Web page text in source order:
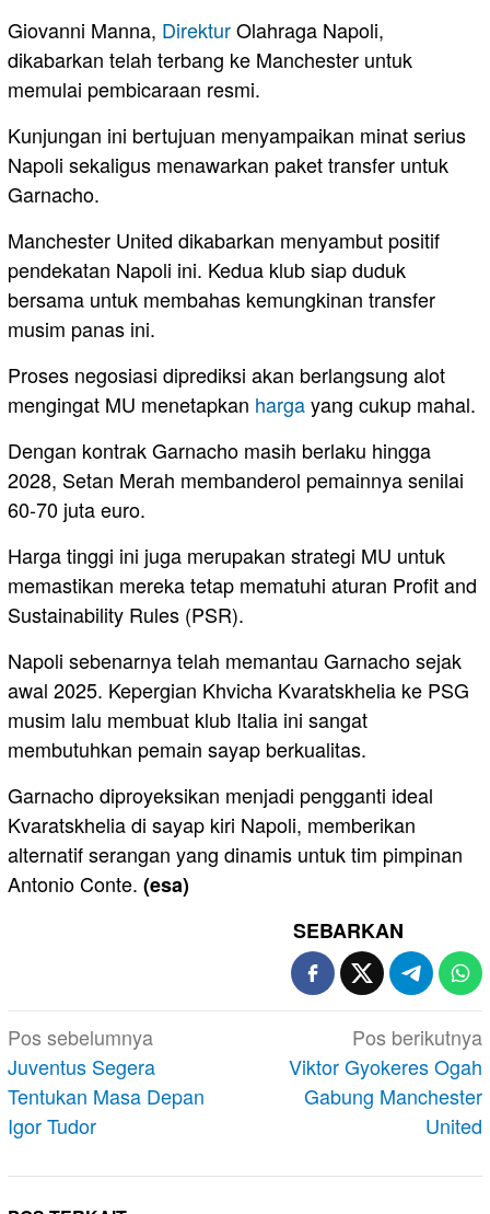
Giovanni Manna, DirekturOlahraga Napoli,
dikabarkan telah terbang ke Manchester untuk
memulai pembicaraan resmi.
Kunjungan ini bertujuan menyampaikan minat serius
Napoli sekaligus menawarkan paket transfer untuk
Garnacho.
Manchester United dikabarkan menyambut positif
pendekatan Napoli ini. Kedua klub siap duduk
bersama untuk membahas kemungkinan transfer
musim panas ini.
Proses negosiasi diprediksi akan berlangsung alot
mengingat MU menetapkan hargayang cukup mahal.
Dengan kontrak Garnacho masih berlaku hingga
2028, Setan Merah membanderol pemainnya senilai
60-70 juta euro.
Harga tinggi ini juga merupakan strategi MU untuk
memastikan mereka tetap mematuhi aturan Profit and
Sustainability Rules (PSR).
Napoli sebenarnya telah memantau Garnacho sejak
awal 2025. Kepergian Khvicha Kvaratskhelia ke PSG
musim lalu membuat klub Italia ini sangat
membutuhkan pemain sayap berkualitas.
Garnacho diproyeksikan menjadi pengganti ideal
Kvaratskhelia di sayap kiri Napoli, memberikan
alternatif serangan yang dinamis untuk tim pimpinan
Antonio Conte. (esa)
SEBARKAN
Navigasi
pos
Pos sebelumnya
Juventus Segera
Tentukan Masa Depan
Igor Tudor
Pos berikutnya
Viktor Gyokeres Ogah
Gabung Manchester
United